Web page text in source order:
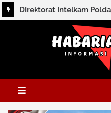
Direktorat Intelkam
Masyarakat Perkuat
Silaturahmi dan Dialog